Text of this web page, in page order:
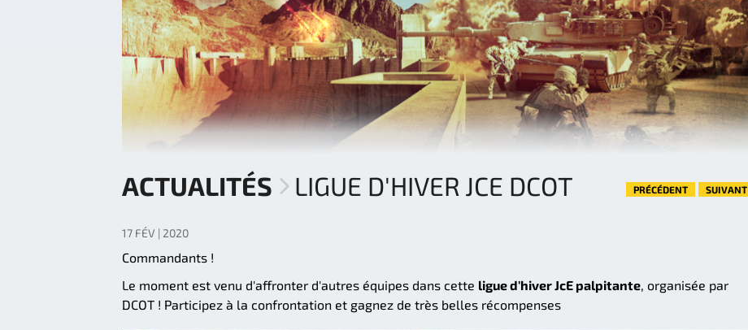
ACTUALITÉS LIGUE D'HIVER JCE DCOT PRÉCÉDENT SUIVANT
17 FÉV | 2020
Commandants !
Le moment est venu d'affronter d'autres équipes dans cette ligue d'hiver JcE palpitante, organisée par
DCOT ! Participez à la confrontation et gagnez de très belles récompenses